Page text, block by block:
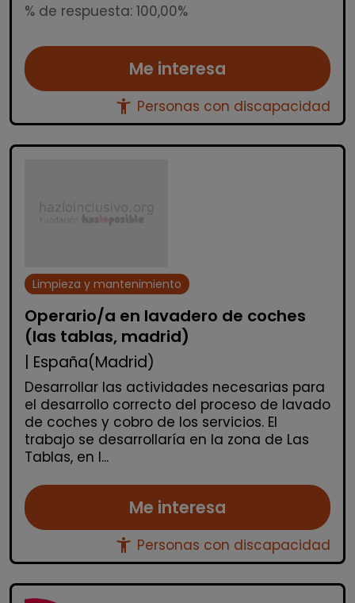
% de respuesta: 100,00%
Me interesa
accessibility_new Personas con discapacidad
Limpieza y mantenimiento
Operario/a en lavadero de coches
(las tablas, madrid)
| España(Madrid)
Desarrollar las actividades necesarias para
el desarrollo correcto del proceso de lavado
de coches y cobro de los servicios. El
trabajo se desarrollaría en la zona de Las
Tablas, en l...
Me interesa
accessibility_new Personas con discapacidad